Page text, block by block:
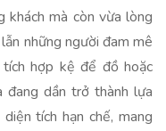
khách mà còn vừa lòng
những người đam mê
hợp kệ để đồ hoặc
dần trở thành lựa
tích hạn chế, mang